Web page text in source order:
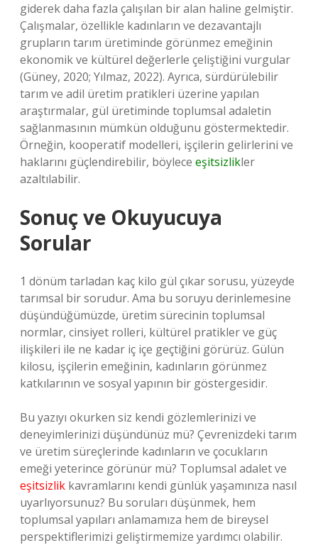
giderek daha fazla çalışılan bir alan haline gelmiştir.
Çalışmalar, özellikle kadınların ve dezavantajlı
grupların tarım üretiminde görünmez emeğinin
ekonomik ve kültürel değerlerle çeliştiğini vurgular
(Güney, 2020; Yılmaz, 2022). Ayrıca, sürdürülebilir
tarım ve adil üretim pratikleri üzerine yapılan
araştırmalar, gül üretiminde toplumsal adaletin
sağlanmasının mümkün olduğunu göstermektedir.
Örneğin, kooperatif modelleri, işçilerin gelirlerini ve
haklarını güçlendirebilir, böylece eşitsizlikler
azaltılabilir.
Sonuç ve Okuyucuya
Sorular
1 dönüm tarladan kaç kilo gül çıkar sorusu, yüzeyde
tarımsal bir sorudur. Ama bu soruyu derinlemesine
düşündüğümüzde, üretim sürecinin toplumsal
normlar, cinsiyet rolleri, kültürel pratikler ve güç
ilişkileri ile ne kadar iç içe geçtiğini görürüz. Gülün
kilosu, işçilerin emeğinin, kadınların görünmez
katkılarının ve sosyal yapının bir göstergesidir.
Bu yazıyı okurken siz kendi gözlemlerinizi ve
deneyimlerinizi düşündünüz mü? Çevrenizdeki tarım
ve üretim süreçlerinde kadınların ve çocukların
emeği yeterince görünür mü? Toplumsal adalet ve
eşitsizlik kavramlarını kendi günlük yaşamınıza nasıl
uyarlıyorsunuz? Bu soruları düşünmek, hem
toplumsal yapıları anlamamıza hem de bireysel
perspektiflerimizi geliştirmemize yardımcı olabilir.